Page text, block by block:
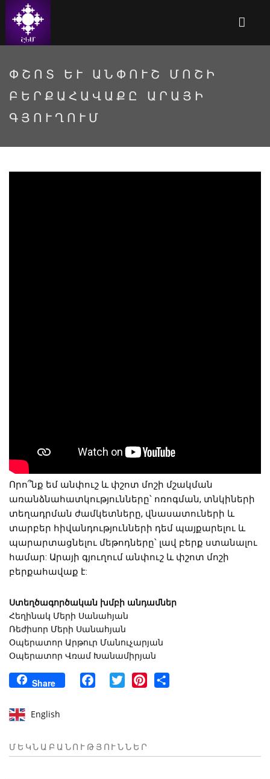
ՓՇՈՏ ԵՒ ԱՆՓՈՒՇ ՄՈՇԻ Բ
ԵՐՔԱՀԱՎԱՔԸ ԱՐԱՅԻ Գ
ՅՈՒՂՈՒՄ
Որո՞նք եմ անփուշ և փշոտ մոշի մշակման
առանձնահատկությունները՝ ոռոգման, տնկիների
տեղադրման ժամկետները, վնասատուների և
տարբեր հիվանդությունների դեմ պայքարելու և
պարարտացնելու մեթոդները՝ լավ բերք ստանալու
համար: Արայի գյուղում անփուշ և փշոտ մոշի
բերքահավաք է:
Ստեղծագործական խմբի անդամներ
Հեղինակ Մերի Սանահյան
Ռեժիսոր Մերի Սանահյան
Օպերատոր Արթուր Մանուչարյան
Օպերատոր Վռամ Խանամիրյան
Share FacebookTwitter Pinterest
English
ՄԵԿՆԱԲԱՆՈՒԹՅՈՒՆՆԵՐ